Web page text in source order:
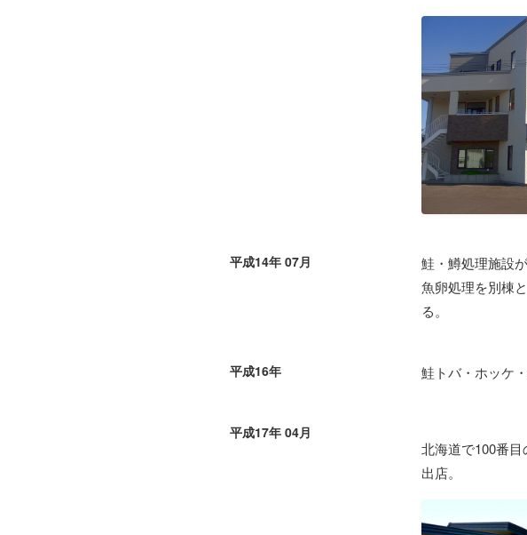
平成14年 07月
鮭・鱒処理施設
魚卵処理を別棟
る。
平成16年 鮭トバ・ホッケ
平成17年 04月
北海道で100番
出店。